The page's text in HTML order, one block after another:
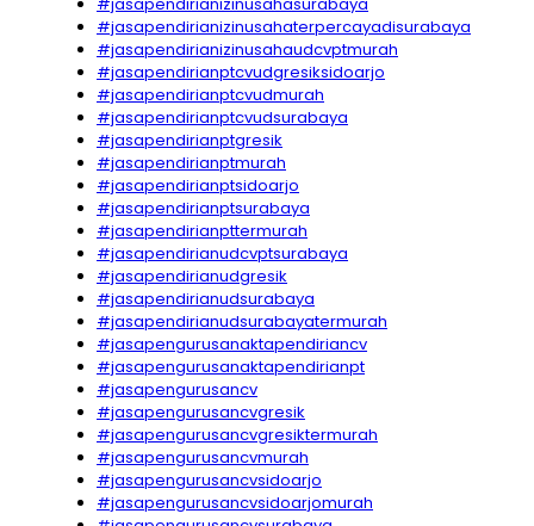
#jasapendirianizinusahaterpercayadisurabaya
#jasapendirianizinusahaudcvptmurah
#jasapendirianptcvudgresiksidoarjo
#jasapendirianptcvudmurah
#jasapendirianptcvudsurabaya
#jasapendirianptgresik
#jasapendirianptmurah
#jasapendirianptsidoarjo
#jasapendirianptsurabaya
#jasapendirianpttermurah
#jasapendirianudcvptsurabaya
#jasapendirianudgresik
#jasapendirianudsurabaya
#jasapendirianudsurabayatermurah
#jasapengurusanaktapendiriancv
#jasapengurusanaktapendirianpt
#jasapengurusancv
#jasapengurusancvgresik
#jasapengurusancvgresiktermurah
#jasapengurusancvmurah
#jasapengurusancvsidoarjo
#jasapengurusancvsidoarjomurah